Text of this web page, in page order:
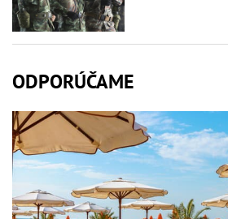
ODPORÚČAME